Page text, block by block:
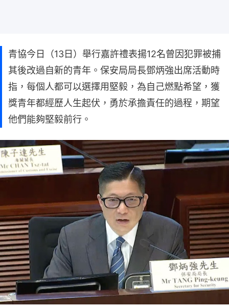
青協今日（13日）舉行嘉許禮表揚12名曾因犯罪被捕
其後改過自新的青年。保安局局長鄧炳強出席活動時
指，每個人都可以選擇用堅毅，為自己燃點希望，獲
獎青年都經歷人生起伏，勇於承擔責任的過程，期望
他們能夠堅毅前行。